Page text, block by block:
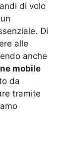
di volo
Di
alle
anche
mobile
da
tramite